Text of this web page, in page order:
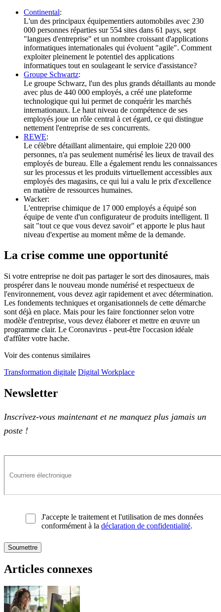
Continental:
L'un des principaux équipementiers automobiles avec 230
000 personnes réparties sur 554 sites dans 61 pays, sept
"langues d'entreprise" et un nombre croissant d'applications
informatiques internationales qui évoluent "agile". Comment
exploiter pleinement le potentiel des applications
informatiques tout en soulageant le service d'assistance?
Groupe Schwartz:
Le groupe Schwarz, l'un des plus grands détaillants au monde
avec plus de 440 000 employés, a créé une plateforme
technologique qui lui permet de conquérir les marchés
internationaux. Le haut niveau de compétence de ses
employés joue un rôle central à cet égard, ce qui distingue
nettement l'entreprise de ses concurrents.
REWE:
Le célèbre détaillant alimentaire, qui emploie 220 000
personnes, n'a pas seulement numérisé les lieux de travail des
employés de bureau. Elle a également rendu les connaissances
sur les processus et les produits virtuellement accessibles aux
employés des magasins, ce qui lui a valu le prix d'excellence
en matière de ressources humaines.
Wacker:
L'entreprise chimique de 17 000 employés a équipé son
équipe de vente d'un configurateur de produits intelligent. Il
sait "tout ce que vous devez savoir" et apporte le plus haut
niveau d'expertise au moment même de la demande.
La crise comme une opportunité
Si votre entreprise ne doit pas partager le sort des dinosaures, mais
prospérer dans le nouveau monde numérisé et respectueux de
l'environnement, vous devez agir rapidement et avec détermination.
Les fondements techniques et organisationnels de cette démarche
sont déjà en place. Mais pour les faire fonctionner selon votre
modèle d'entreprise, vous devez élaborer et mettre en œuvre un
programme clair. Le Coronavirus - peut-être l'occasion idéale
d'affûter votre hache.
Voir des contenus similaires
Transformation digitale Digital Workplace
Newsletter
Inscrivez-vous maintenant et ne manquez plus jamais un
poste !
J'accepte le traitement et l'utilisation de mes données
conformément à la déclaration de confidentialité.
Articles connexes